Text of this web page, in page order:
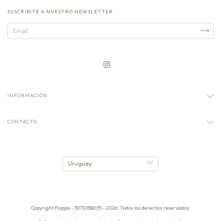
SUSCRIBITE A NUESTRO NEWSLETTER
INFORMACIÓN
CONTACTO
Copyright Pioppa - 30710588135 - 2026. Todos los derechos reservados.